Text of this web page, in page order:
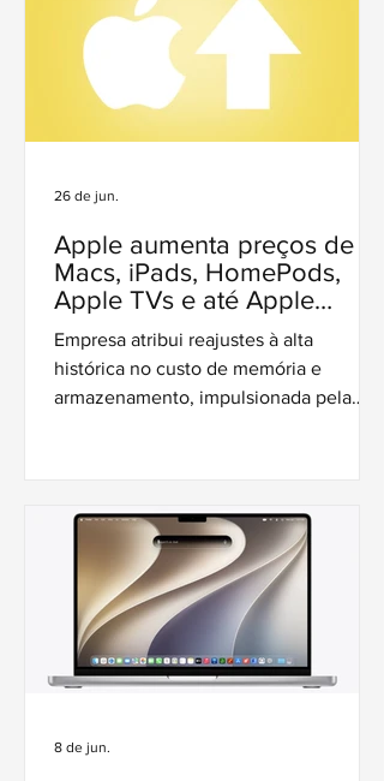
Apple aumenta preços de
Macs, iPads, HomePods,
Apple TVs e até Apple
Vision Pros ao redor do
mundo
Empresa atribui reajustes à alta
histórica no custo de memória e
armazenamento, impulsionada pela
26 de jun.
8 de jun.